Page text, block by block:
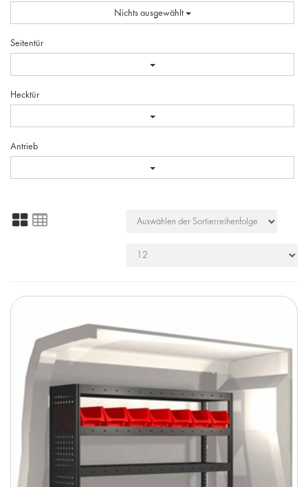
Nichts ausgewählt
Seitentür
Hecktür
Antrieb